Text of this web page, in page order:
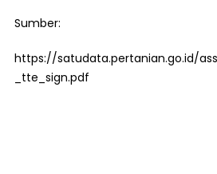
Sumber:
https://satudata.pertanian.go.id/
_tte_sign.pdf